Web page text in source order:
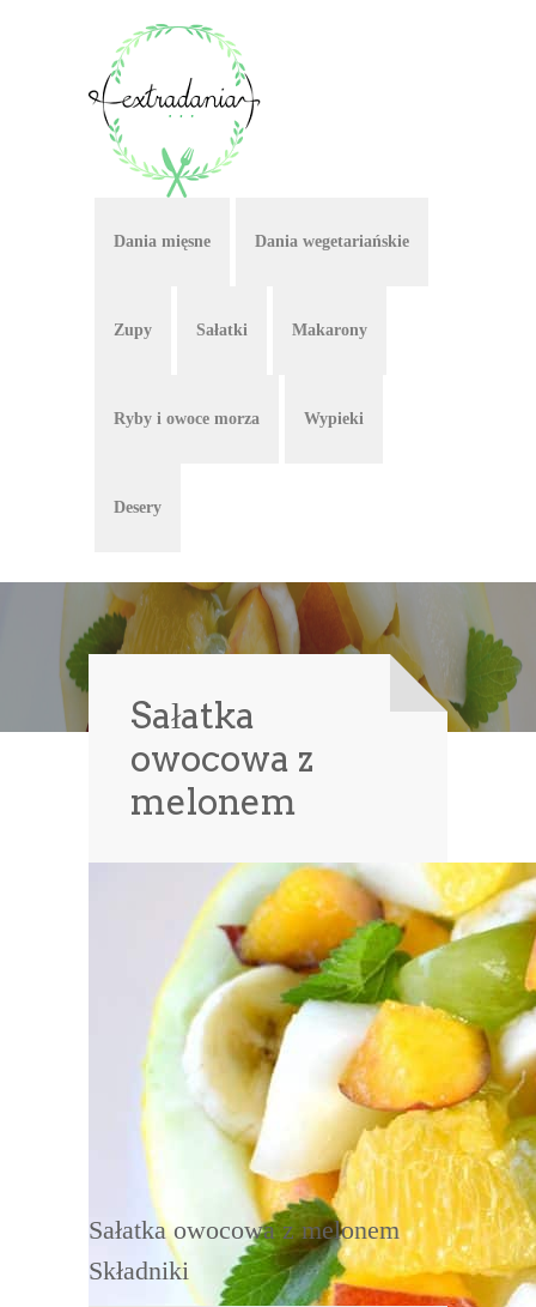
Dania mięsne Dania wegetariańskie
Zupy Sałatki Makarony
Ryby i owoce morza Wypieki
Desery
Sałatka
owocowa z
melonem
DRUKUJ
Sałatka owocowa z melonem
Składniki